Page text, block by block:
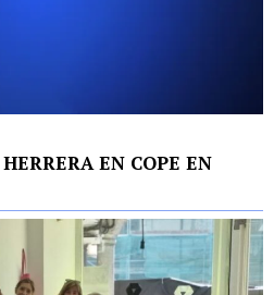
EN COPE EN